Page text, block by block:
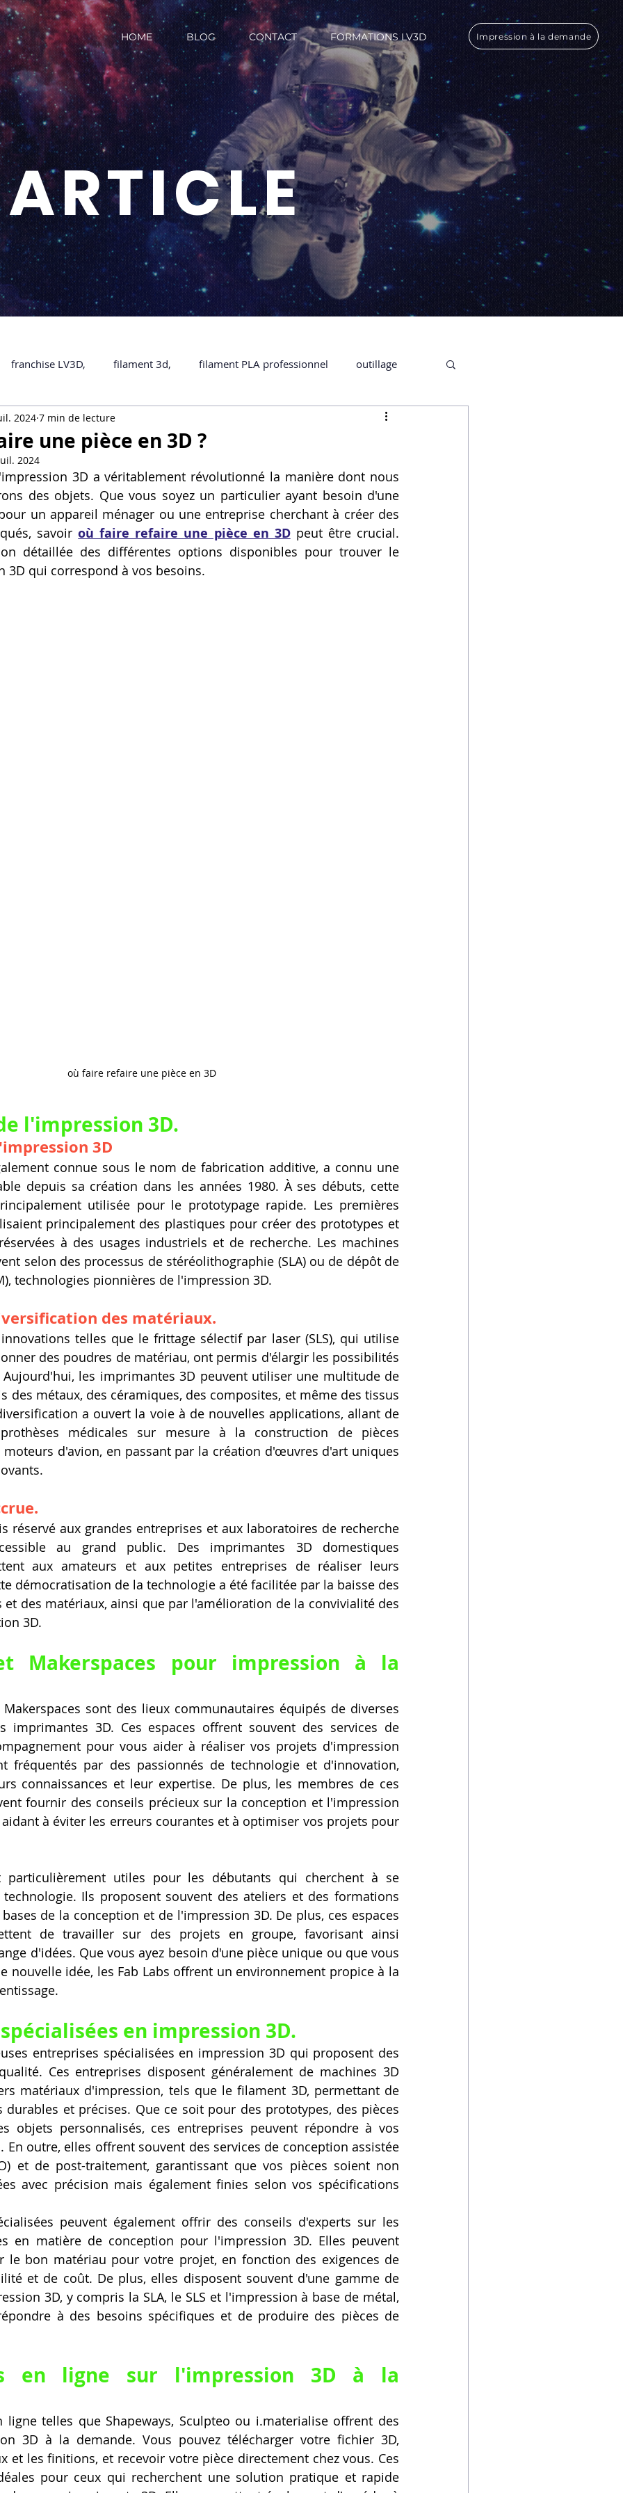
HOME BLOG CONTACT FORMATIONS LV3D Impression à la demande
ARTICLE
franchise LV3D, filament 3d, filament PLA professionnel outillage
Accessoires imprimante 3D professionelle
Formation impression 3D SCANNER 3D impression 3D
piece en 3D Formation 3D en ligne. Formation 3D CPF CREALITY,
une pièce en 3D ?
2024 7 min de lecture
2024
3D a véritablement révolutionné la manière dont nous
des objets. Que vous soyez un particulier ayant besoin d'une
un appareil ménager ou une entreprise cherchant à créer des
savoir où faire refaire une pièce en 3D peut être crucial.
détaillée des différentes options disponibles pour trouver le
3D qui correspond à vos besoins.
où faire refaire une pièce en 3D
l'impression 3D.
3D
connue sous le nom de fabrication additive, a connu une
depuis sa création dans les années 1980. À ses débuts, cette
utilisée pour le prototypage rapide. Les premières
principalement des plastiques pour créer des prototypes et
à des usages industriels et de recherche. Les machines
selon des processus de stéréolithographie (SLA) ou de dépôt de
technologies pionnières de l'impression 3D.
des matériaux.
telles que le frittage sélectif par laser (SLS), qui utilise
des poudres de matériau, ont permis d'élargir les possibilités
les imprimantes 3D peuvent utiliser une multitude de
des métaux, des céramiques, des composites, et même des tissus
a ouvert la voie à de nouvelles applications, allant de
médicales sur mesure à la construction de pièces
d'avion, en passant par la création d'œuvres d'art uniques
réservé aux grandes entreprises et aux laboratoires de recherche
au grand public. Des imprimantes 3D domestiques
aux amateurs et aux petites entreprises de réaliser leurs
démocratisation de la technologie a été facilitée par la baisse des
et des matériaux, ainsi que par l'amélioration de la convivialité des
3D.
Makerspaces pour impression à la
Makerspaces sont des lieux communautaires équipés de diverses
imprimantes 3D. Ces espaces offrent souvent des services de
pour vous aider à réaliser vos projets d'impression
fréquentés par des passionnés de technologie et d'innovation,
connaissances et leur expertise. De plus, les membres de ces
fournir des conseils précieux sur la conception et l'impression
à éviter les erreurs courantes et à optimiser vos projets pour
particulièrement utiles pour les débutants qui cherchent à se
Ils proposent souvent des ateliers et des formations
de la conception et de l'impression 3D. De plus, ces espaces
de travailler sur des projets en groupe, favorisant ainsi
d'idées. Que vous ayez besoin d'une pièce unique ou que vous
nouvelle idée, les Fab Labs offrent un environnement propice à la
en impression 3D.
entreprises spécialisées en impression 3D qui proposent des
Ces entreprises disposent généralement de machines 3D
matériaux d'impression, tels que le filament 3D, permettant de
durables et précises. Que ce soit pour des prototypes, des pièces
objets personnalisés, ces entreprises peuvent répondre à vos
En outre, elles offrent souvent des services de conception assistée
et de post-traitement, garantissant que vos pièces soient non
avec précision mais également finies selon vos spécifications
peuvent également offrir des conseils d'experts sur les
en matière de conception pour l'impression 3D. Elles peuvent
le bon matériau pour votre projet, en fonction des exigences de
et de coût. De plus, elles disposent souvent d'une gamme de
3D, y compris la SLA, le SLS et l'impression à base de métal,
à des besoins spécifiques et de produire des pièces de
en ligne sur l'impression 3D à la
ligne telles que Shapeways, Sculpteo ou i.materialise offrent des
3D à la demande. Vous pouvez télécharger votre fichier 3D,
et les finitions, et recevoir votre pièce directement chez vous. Ces
pour ceux qui recherchent une solution pratique et rapide